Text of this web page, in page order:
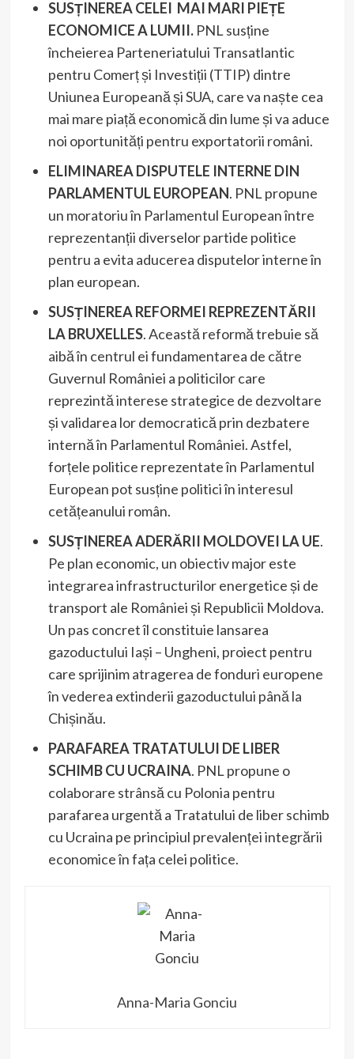
SUSȚINEREA CELEI MAI MARI PIEȚE
ECONOMICE A LUMII.PNL susține
încheierea Parteneriatului Transatlantic
pentru Comerț și Investiții (TTIP) dintre
Uniunea Europeană și SUA, care va naște cea
mai mare piață economică din lume și va aduce
noi oportunități pentru exportatorii români.
ELIMINAREA DISPUTELE INTERNE DIN
PARLAMENTUL EUROPEAN. PNL propune
un moratoriu în Parlamentul European între
reprezentanții diverselor partide politice
pentru a evita aducerea disputelor interne în
plan european.
SUSȚINEREA REFORMEI REPREZENTĂRII
LA BRUXELLES. Această reformă trebuie să
aibă în centrul ei fundamentarea de către
Guvernul României a politicilor care
reprezintă interese strategice de dezvoltare
și validarea lor democratică prin dezbatere
internă în Parlamentul României. Astfel,
forțele politice reprezentate în Parlamentul
European pot susține politici în interesul
cetățeanului român.
SUSȚINEREA ADERĂRII MOLDOVEI LA UE.
Pe plan economic, un obiectiv major este
integrarea infrastructurilor energetice și de
transport ale României și Republicii Moldova.
Un pas concret îl constituie lansarea
gazoductului Iași – Ungheni, proiect pentru
care sprijinim atragerea de fonduri europene
în vederea extinderii gazoductului până la
Chișinău.
PARAFAREA TRATATULUI DE LIBER
SCHIMB CU UCRAINA. PNL propune o
colaborare strânsă cu Polonia pentru
parafarea urgentă a Tratatului de liber schimb
cu Ucraina pe principiul prevalenței integrării
economice în fața celei politice.
Anna-Maria Gonciu